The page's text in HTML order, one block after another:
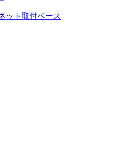
ット取付ベース